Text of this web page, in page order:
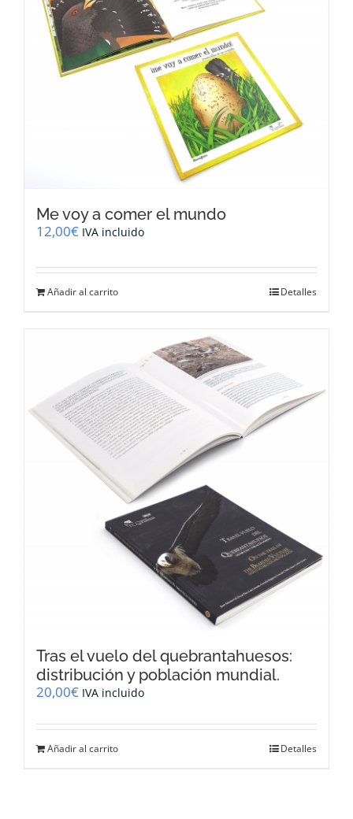
Me voy a comer el mundo
12,00€ IVA incluido
Añadir al carrito Detalles
Tras el vuelo del quebrantahuesos:
distribución y población mundial.
20,00€ IVA incluido
Añadir al carrito Detalles